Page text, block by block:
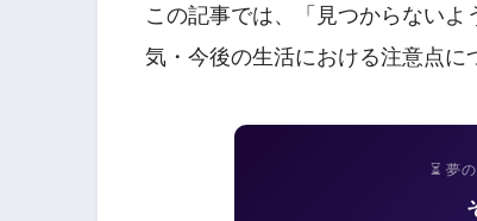
この記事では、「見つからない
気・今後の生活における注意点に
⏳ 夢